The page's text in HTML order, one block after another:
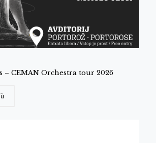
– CEMAN Orchestra tour 2026